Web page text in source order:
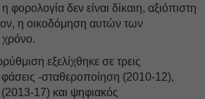
φορολογία δεν είναι δίκαιη, αξιόπιστη
η οικοδόμηση αυτών των
χρόνο.
εξελίχθηκε σε τρεις
φάσεις -σταθεροποίηση (2010-12),
17) και ψηφιακός